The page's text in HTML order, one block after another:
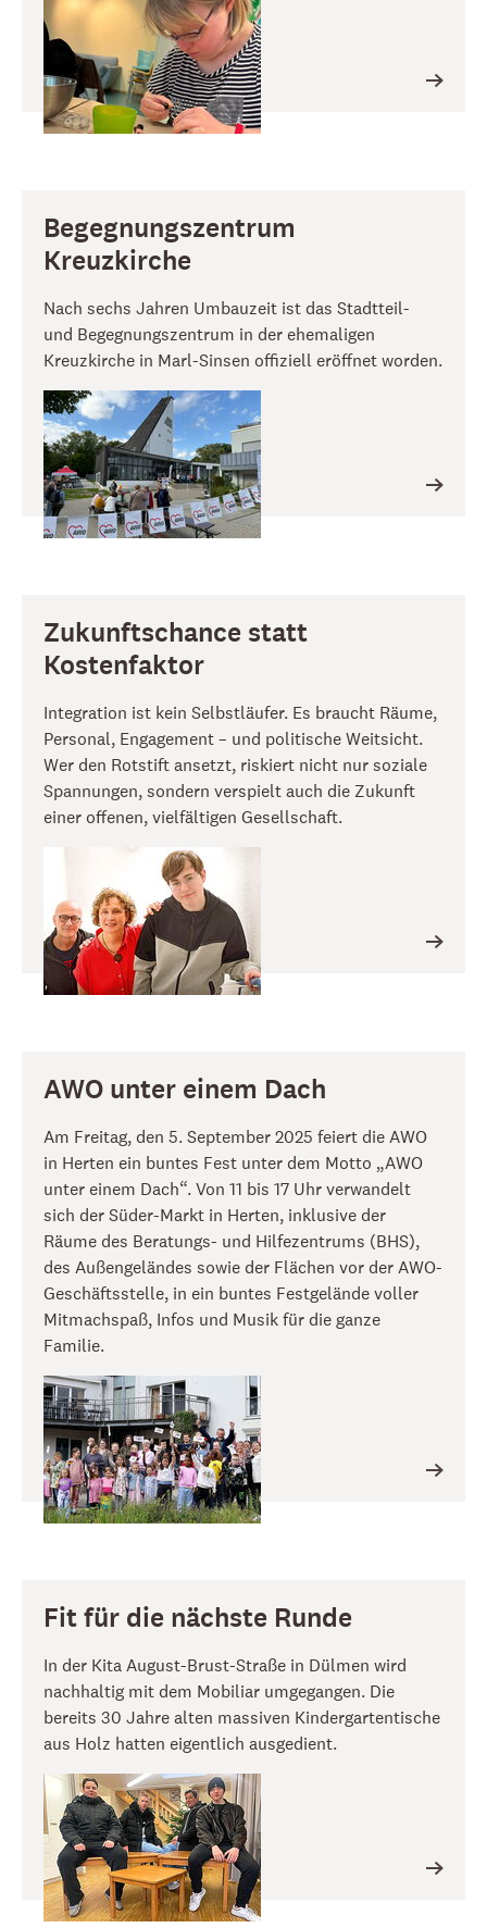
Begegnungszentrum
Kreuzkirche
Nach sechs Jahren Umbauzeit ist das Stadtteil-
und Begegnungszentrum in der ehemaligen
Kreuzkirche in Marl-Sinsen offiziell eröffnet worden.
Zukunftschance statt
Kostenfaktor
Integration ist kein Selbstläufer. Es braucht Räume,
Personal, Engagement – und politische Weitsicht.
Wer den Rotstift ansetzt, riskiert nicht nur soziale
Spannungen, sondern verspielt auch die Zukunft
einer offenen, vielfältigen Gesellschaft.
AWO unter einem Dach
Am Freitag, den 5. September 2025 feiert die AWO
in Herten ein buntes Fest unter dem Motto „AWO
unter einem Dach“. Von 11 bis 17 Uhr verwandelt
sich der Süder-Markt in Herten, inklusive der
Räume des Beratungs- und Hilfezentrums (BHS),
des Außengeländes sowie der Flächen vor der AWO-
Geschäftsstelle, in ein buntes Festgelände voller
Mitmachspaß, Infos und Musik für die ganze
Familie.
Fit für die nächste Runde
In der Kita August-Brust-Straße in Dülmen wird
nachhaltig mit dem Mobiliar umgegangen. Die
bereits 30 Jahre alten massiven Kindergartentische
aus Holz hatten eigentlich ausgedient.